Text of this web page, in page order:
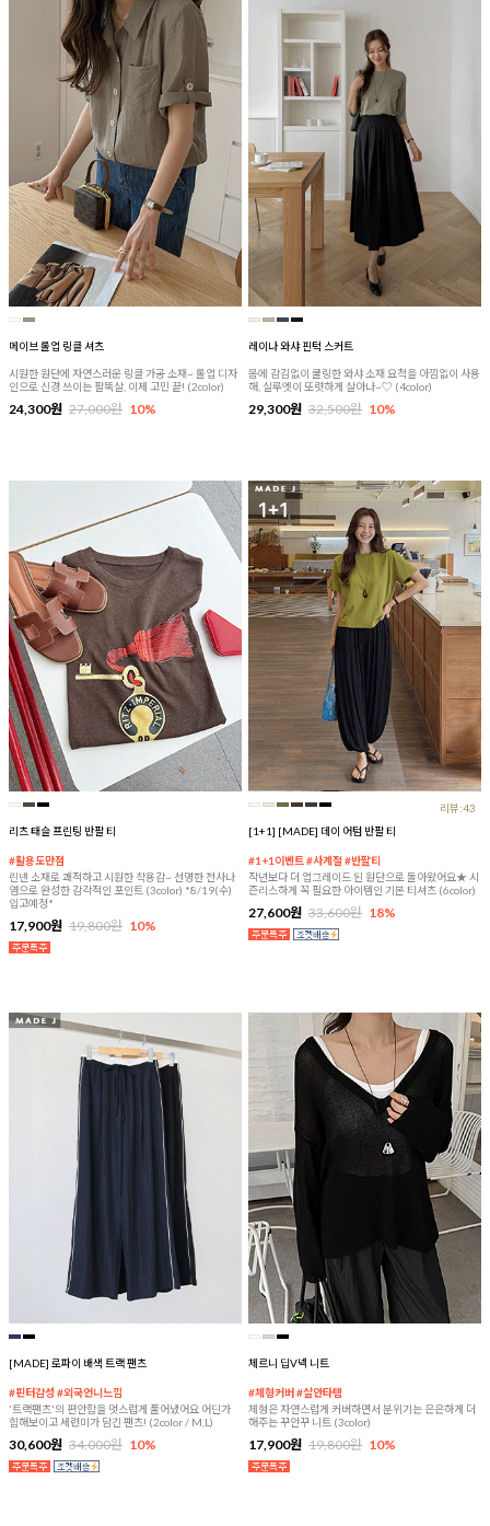
메이브 롤업 링클 셔츠
시원한 원단에 자연스러운 링클 가공 소재~ 롤업 디자
인으로 신경 쓰이는 팔뚝살, 이제 고민 끝! (2color)
24,300원 27,000원 10%
레이나 와샤 핀턱 스커트
몸에 감김없이 쿨링한 와샤 소재 요척을 아낌없이 사용
해, 실루엣이 또렷하게 살아나~♡ (4color)
29,300원 32,500원 10%
리츠 태슬 프린팅 반팔 티
#활용도만점
린넨 소재로 쾌적하고 시원한 착용감~ 선명한 전사나
염으로 완성한 감각적인 포인트 (3color) *8/19(수)
입고예정*
17,900원 19,800원 10%
리뷰:43
[1+1] [MADE] 데이 어텀 반팔 티
#1+1이벤트 #사계절 #반팔티
작년보다 더 업그레이드 된 원단으로 돌아왔어요★ 시
즌리스하게 꼭 필요한 아이템인 기본 티셔츠 (6color)
27,600원 33,600원 18%
[MADE] 로파이 배색 트랙 팬츠
#핀터감성 #외국언니느낌
'트랙팬츠'의 편안함을 멋스럽게 풀어냈어요 어딘가
힙해보이고 세련미가 담긴 팬츠! (2color / M,L)
30,600원 34,000원 10%
체르니 딥V넥 니트
#체형커버 #살안타템
체형은 자연스럽게 커버하면서 분위기는 은은하게 더
해주는 꾸안꾸 니트 (3color)
17,900원 19,800원 10%